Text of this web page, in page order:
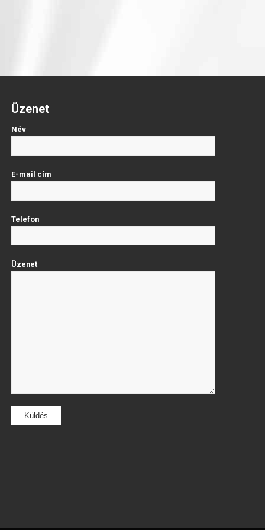
Üzenet
Név
E-mail cím
Telefon
Üzenet